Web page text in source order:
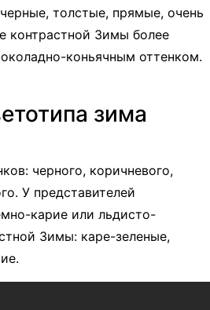
толстые, прямые, очень
контрастной Зимы более
коньячным оттенком.
зима
черного, коричневого,
У представителей
карие или льдисто-
Зимы: каре-зеленые,